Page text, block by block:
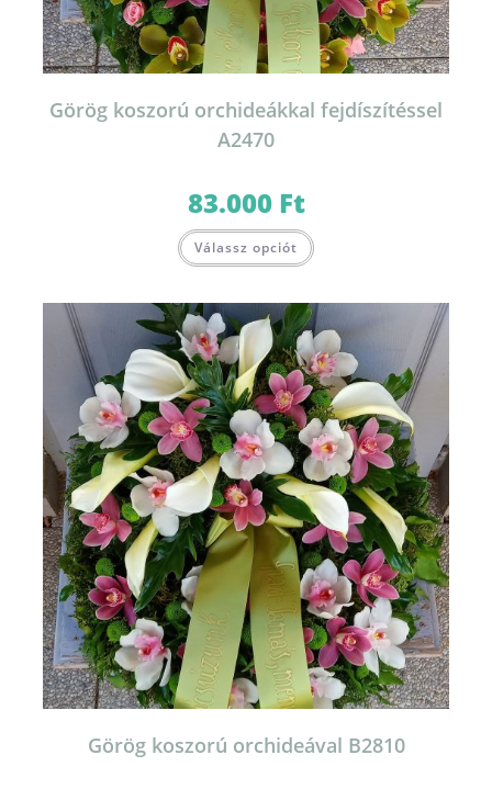
Görög koszorú orchideákkal fejdíszítéssel
A2470
83.000 Ft
Válassz opciót
Görög koszorú orchideával B2810